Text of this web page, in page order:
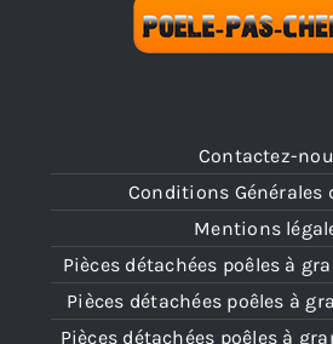
Contactez-
Conditions Générales
Mentions
Pièces détachées poêles à
Pièces détachées poêles à
Pièces détachées poêles à